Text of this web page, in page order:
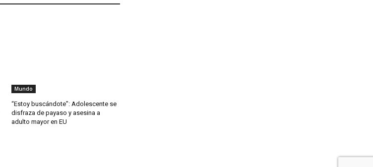
Mundo
“Estoy buscándote”: Adolescente se
disfraza de payaso y asesina a
adulto mayor en EU